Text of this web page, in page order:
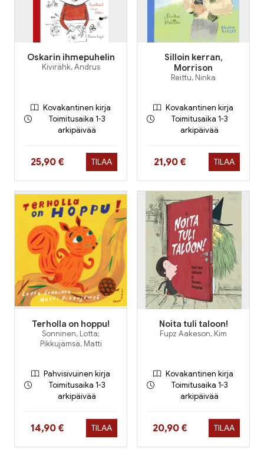
Oskarin ihmepuhelin
Kivirähk, Andrus
Kovakantinen kirja
Toimitusaika 1-3
arkipäivää
Hinta nyt
25,90 € TILAA
Silloin kerran,
Morrison
Reittu, Ninka
Kovakantinen kirja
Toimitusaika 1-3
arkipäivää
Hinta nyt
21,90 € TILAA
Terholla on hoppu!
Sonninen, Lotta;
Pikkujämsä, Matti
Pahvisivuinen kirja
Toimitusaika 1-3
arkipäivää
Hinta nyt
14,90 € TILAA
Noita tuli taloon!
Fupz Aakeson, Kim
Kovakantinen kirja
Toimitusaika 1-3
arkipäivää
Hinta nyt
20,90 € TILAA